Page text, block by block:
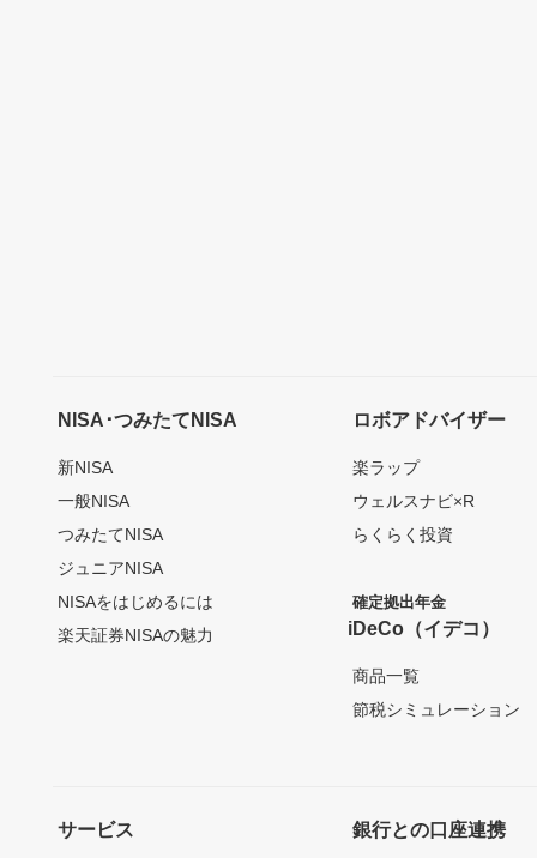
NISA･つみたてNISA
新NISA
一般NISA
つみたてNISA
ジュニアNISA
NISAをはじめるには
楽天証券NISAの魅力
ロボアドバイザー
楽ラップ
ウェルスナビ×R
らくらく投資
確定拠出年金
iDeCo（イデコ）
商品一覧
節税シミュレーション
サービス 銀行との口座連携